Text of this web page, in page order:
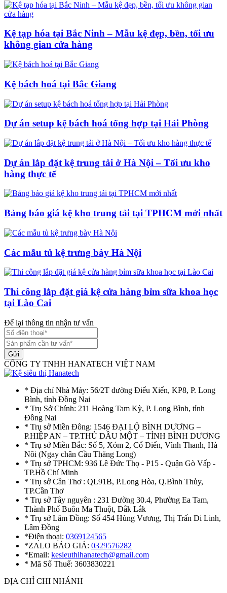
Kệ tạp hóa tại Bắc Ninh – Mẫu kệ đẹp, bền, tối ưu
không gian cửa hàng
Kệ bách hoá tại Bắc Giang
Dự án setup kệ bách hoá tổng hợp tại Hải Phòng
Dự án lắp đặt kệ trung tải ở Hà Nội – Tối ưu kho
hàng thực tế
Bảng báo giá kệ kho trung tải tại TPHCM mới nhất
Các mẫu tủ kệ trưng bày Hà Nội
Thi công lắp đặt giá kệ cửa hàng bỉm sữa khoa học
tại Lào Cai
Để lại thông tin nhận tư vấn
Gửi
CÔNG TY TNHH HANATECH VIỆT NAM
* Địa chỉ Nhà Máy: 56/2T đường Điểu Xiển, KP8, P. Long
Bình, tỉnh Đồng Nai
* Trụ Sở Chính: 211 Hoàng Tam Kỳ, P. Long Bình, tỉnh
Đồng Nai
* Trụ sở Miền Đông: 1546 ĐẠI LỘ BÌNH DƯƠNG –
P.HIỆP AN – TP.THỦ DẦU MỘT – TỈNH BÌNH DƯƠNG
* Trụ sở Miền Bắc: Số 5, Xóm 2, Cổ Điển, Vĩnh Thanh, Hà
Nôi (Ngay chân Cầu Thăng Long)
* Trụ sở TPHCM: 936 Lê Đức Thọ - P15 - Quận Gò Vấp -
TP.Hồ Chí Minh
* Trụ sở Cần Thơ : QL91B, P.Long Hòa, Q.Bình Thủy,
TP.Cần Thơ
* Trụ sở Tây nguyên : 231 Đường 30.4, Phường Ea Tam,
Thành Phố Buôn Ma Thuột, Đắk Lắk
* Trụ sở Lâm Đồng: Số 454 Hùng Vương, Thị Trấn Di Linh,
Lâm Đồng
*Điện thoại: 0369124565
*ZALO BÁO GIÁ: 0329576282
*Email: kesieuthihanatech@gmail.com
* Mã Số Thuế: 3603830221
ĐỊA CHỈ CHI NHÁNH